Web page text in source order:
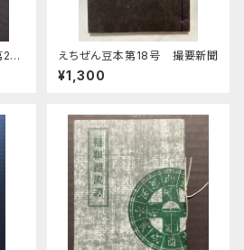
28
えちぜん豆本第18号 撮要新聞
¥1,300